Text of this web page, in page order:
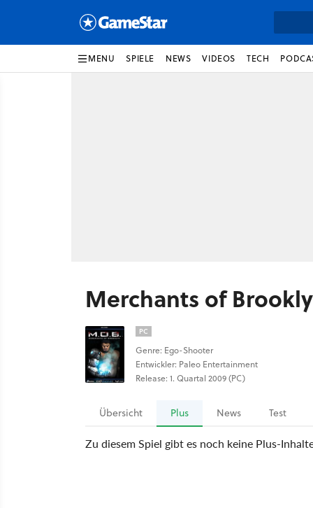
MENU SPIELE NEWS VIDEOS TECH
Merchants of
PC
Genre: Ego-Shooter
Entwickler: Paleo Entertainment
Release: 1. Quartal 2009 (PC)
Übersicht Plus News Test
Zu diesem Spiel gibt es noch keine Plus-